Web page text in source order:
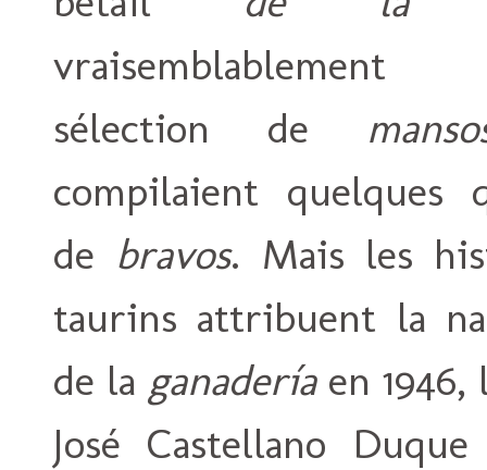
sélection de
compilaient quelques
de bravos. Mais les
taurins attribuent la
de la ganaderíaen 1946,
José Castellano